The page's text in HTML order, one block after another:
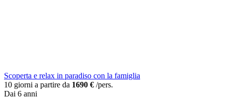
Scoperta e relax in paradiso con la famiglia
10 giorni a partire da 1690 € /pers.
Dai 6 anni